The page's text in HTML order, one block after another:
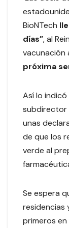
BioNTech
días”, al
vacunación
próxima
Así lo
subdirector
unas
de que los
verde al
Se espera
residencias
primeros